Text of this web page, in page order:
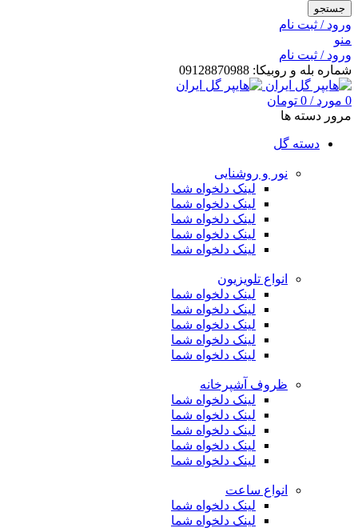
جستجو
ورود / ثبت نام
منو
ورود / ثبت نام
شماره بله و روبیکا: 09128870988
0 مورد /
0 تومان
مرور دسته ها
دسته گل
نور و روشنایی
لینک دلخواه شما
لینک دلخواه شما
لینک دلخواه شما
لینک دلخواه شما
لینک دلخواه شما
انواع تلویزیون
لینک دلخواه شما
لینک دلخواه شما
لینک دلخواه شما
لینک دلخواه شما
لینک دلخواه شما
ظروف آشپرخانه
لینک دلخواه شما
لینک دلخواه شما
لینک دلخواه شما
لینک دلخواه شما
لینک دلخواه شما
انواع ساعت
لینک دلخواه شما
لینک دلخواه شما